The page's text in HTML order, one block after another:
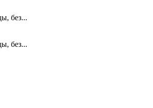
без...
без...